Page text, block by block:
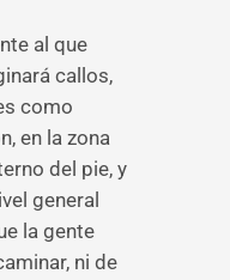
al que
callos,
como
en la zona
del pie, y
general
la gente
ni de